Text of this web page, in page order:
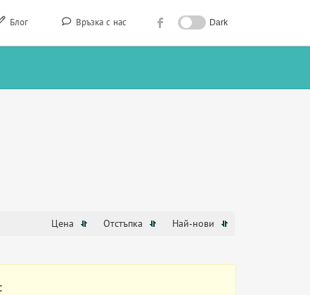
Блог Връзка с нас Dark
Цена Отстъпка Най-нови